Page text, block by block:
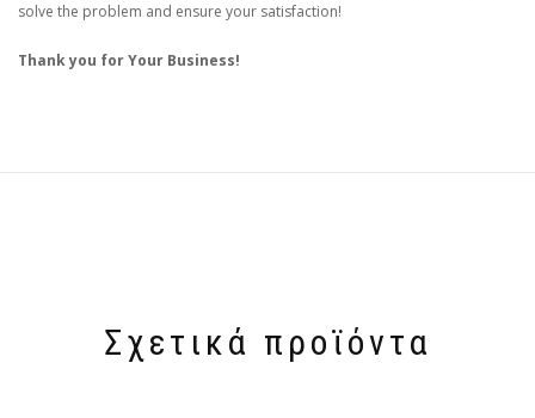
solve the problem and ensure your satisfaction!
Thank you for Your Business!
Σχετικά προϊόντα